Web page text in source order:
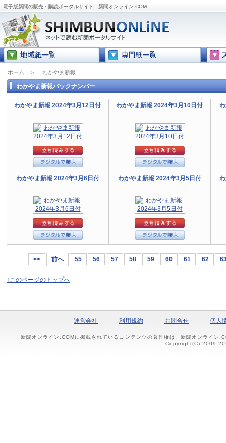
電子版新聞の販売・購読ポータルサイト - 新聞オンライン.COM
ホーム ＞ わかやま新報
わかやま新報バックナンバー
わかやま新報 2024年3月12日付 わかやま新報 2024年3月10日付
わかやま新報 2024年3月6日付 わかやま新報 2024年3月5日付
<< 前へ 55 56 57 58 59 60 61 62
↑このページのトップへ
運営会社 利用規約 お問合せ 個人
新聞オンライン.COMに掲載されているコンテンツの著作権は、新聞オンライン
Copyright(C) 2009-